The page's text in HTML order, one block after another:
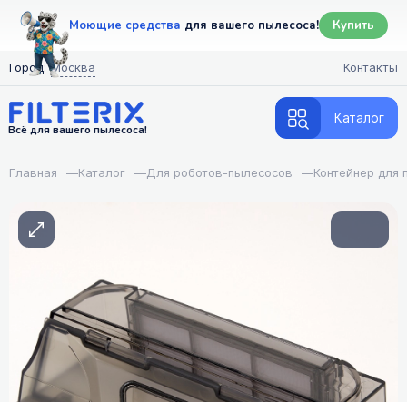
Моющие средства для вашего пылесоса! Купить
Город: Москва Контакты
Всё для вашего пылесоса!
Каталог
Главная —Каталог —Для роботов-пылесосов —Контейнер для